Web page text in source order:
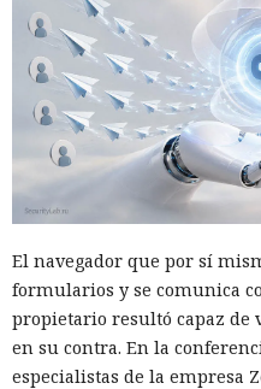
El navegador que por sí
formularios y se comunica
propietario resultó capaz de
en su contra. En la
especialistas de la empresa